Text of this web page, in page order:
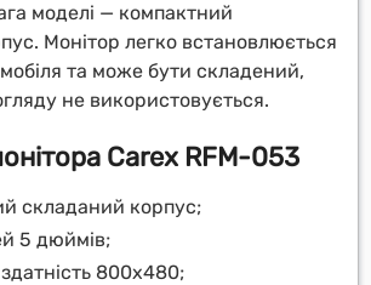
моделі — компактний
Монітор легко встановлюється
та може бути складений,
не використовується.
Carex RFM-053
складаний корпус;
5 дюймів;
800x480;